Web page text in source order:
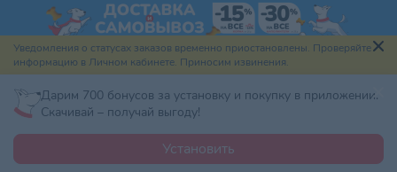
Уведомления о статусах заказов временно приостановлены. Проверяйте
информацию в Личном кабинете. Приносим извинения.
Дарим 700 бонусов за установку и покупку в приложении.
Скачивай – получай выгоду!
Установить